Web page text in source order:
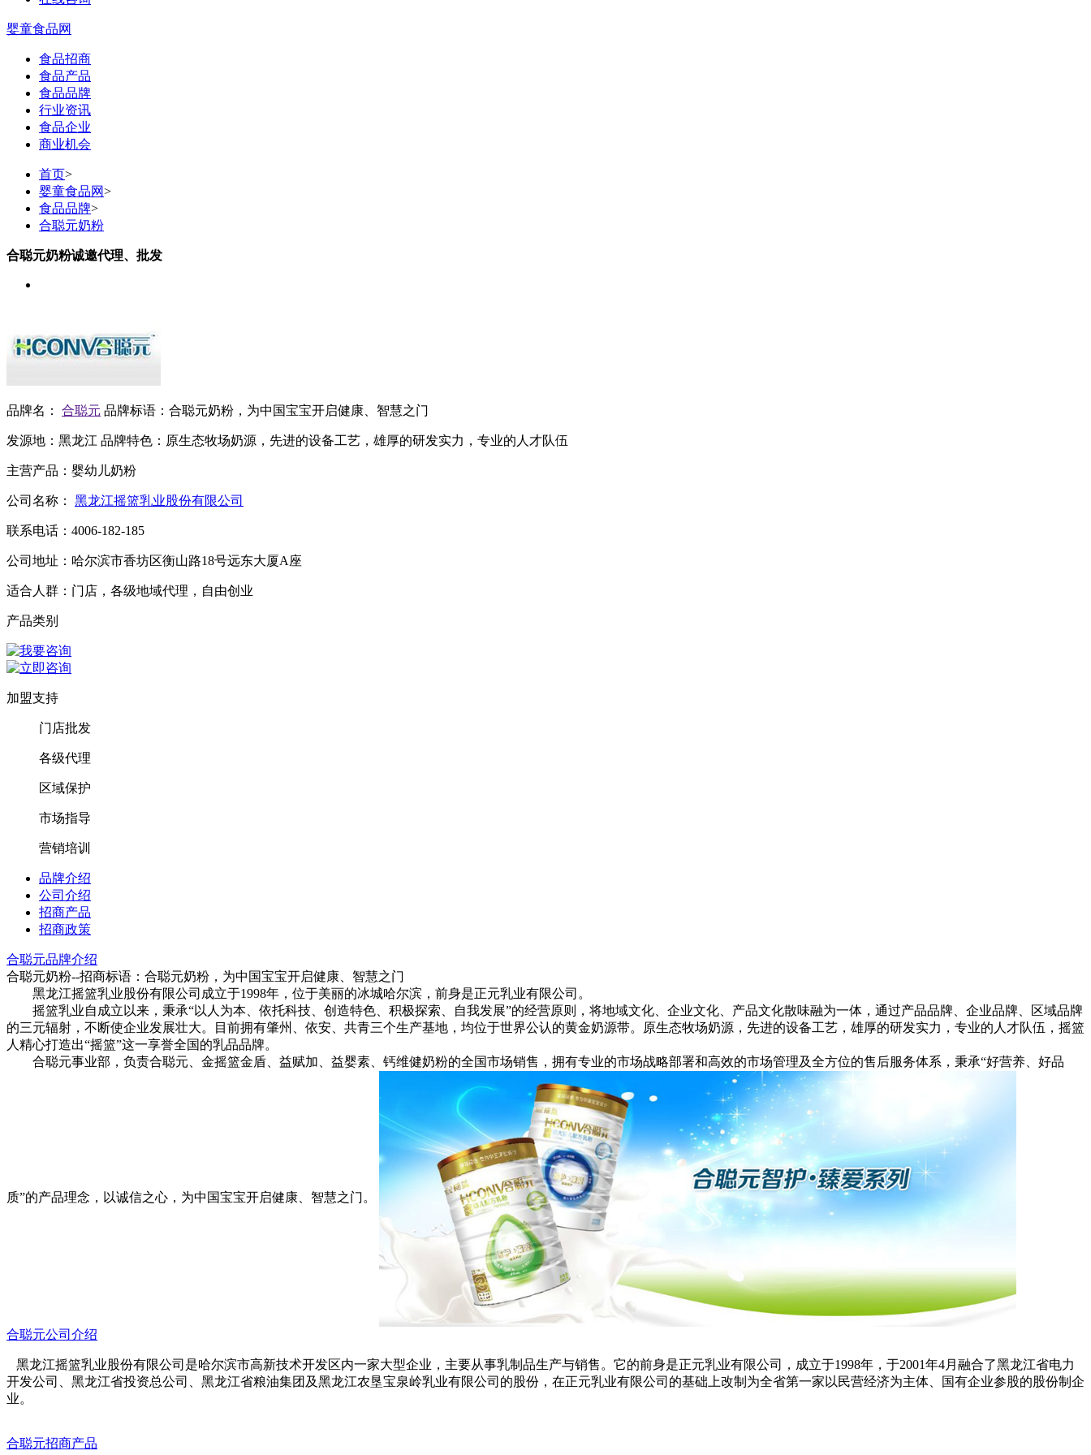
婴童食品网
食品招商
食品产品
食品品牌
行业资讯
食品企业
商业机会
首页>
婴童食品网>
食品品牌>
合聪元奶粉
合聪元奶粉诚邀代理、批发
品牌名： 合聪元 品牌标语： 合聪元奶粉，为中国宝宝开启健康、智慧之门
发源地： 黑龙江 品牌特色： 原生态牧场奶源，先进的设备工艺，雄厚的研发实力，专业的人才队伍
主营产品： 婴幼儿奶粉
公司名称： 黑龙江摇篮乳业股份有限公司
联系电话： 4006-182-185
公司地址： 哈尔滨市香坊区衡山路18号远东大厦A座
适合人群： 门店，各级地域代理，自由创业
产品类别
加盟支持
门店批发
各级代理
区域保护
市场指导
营销培训
品牌介绍
公司介绍
招商产品
招商政策
合聪元品牌介绍
合聪元奶粉--招商标语： 合聪元奶粉，为中国宝宝开启健康、智慧之门
黑龙江摇篮乳业股份有限公司成立于1998年，位于美丽的冰城哈尔滨，前身是正元乳业有限公司。
摇篮乳业自成立以来，秉承“以人为本、依托科技、创造特色、积极探索、自我发展”的经营原则，将地域文化、企业文化、产品文化散味融为一体，通过产品品牌、企业品牌、区域品牌
的三元辐射，不断使企业发展壮大。目前拥有肇州、依安、共青三个生产基地，均位于世界公认的黄金奶源带。原生态牧场奶源，先进的设备工艺，雄厚的研发实力，专业的人才队伍，摇篮
人精心打造出“摇篮”这一享誉全国的乳品品牌。
合聪元事业部，负责合聪元、金摇篮金盾、益赋加、益婴素、钙维健奶粉的全国市场销售，拥有专业的市场战略部署和高效的市场管理及全方位的售后服务体系，秉承“好营养、好品
质”的产品理念，以诚信之心，为中国宝宝开启健康、智慧之门。
合聪元公司介绍
黑龙江摇篮乳业股份有限公司是哈尔滨市高新技术开发区内一家大型企业，主要从事乳制品生产与销售。它的前身是正元乳业有限公司，成立于1998年，于2001年4月融合了黑龙江省电力
开发公司、黑龙江省投资总公司、黑龙江省粮油集团及黑龙江农垦宝泉岭乳业有限公司的股份，在正元乳业有限公司的基础上改制为全省第一家以民营经济为主体、国有企业参股的股份制企
业。
合聪元招商产品